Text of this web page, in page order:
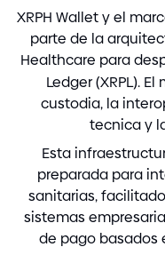
XRPH Wallet y el
parte de la
Healthcare para
Ledger(XRPL). El
custodia, la
tecnica y
Esta
preparada para
sanitarias,
sistemas
de pago basados